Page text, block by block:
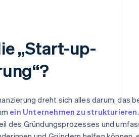
„Start-up-
dreht sich alles darum, das
ein Unternehmen zu strukturieren
des Gründungsprozesses und